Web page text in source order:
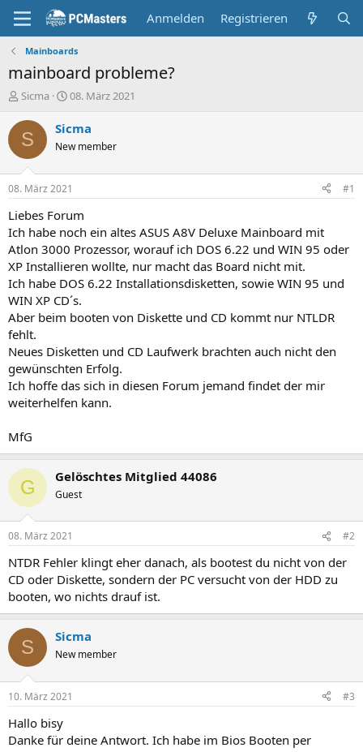
Anmelden Registrieren
Mainboards
mainboard probleme?
E
s
t
e
r
Sicma
E
s
e
l
t
a
08. März 2021
S Sicma
New member
08. März 2021 #1
Liebes Forum
Ich habe noch ein altes ASUS A8V Deluxe Mainboard mit
Atlon 3000 Prozessor, worauf ich DOS 6.22 und WIN 95 oder
XP Installieren wollte, nur macht das Board nicht mit.
Ich habe DOS 6.22 Installationsdisketten, sowie WIN 95 und
WIN XP CD´s.
Aber beim booten von Diskette und CD kommt nur NTLDR
fehlt.
Neues Disketten und CD Laufwerk brachten auch nicht den
gewünschten Erfolg.
Ich hoffe das sich in diesen Forum jemand findet der mir
weiterhelfen kann.
MfG
G Gelöschtes Mitglied 44086
Guest
08. März 2021 #2
NTDR Fehler klingt eher danach, als bootest du nicht von der
CD oder Diskette, sondern der PC versucht von der HDD zu
booten, wo nichts drauf ist.
S Sicma
New member
10. März 2021 #3
Hallo bisy
Danke für deine Antwort. Ich habe im Bios Booten per